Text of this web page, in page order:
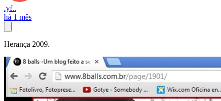
.yf..
há 1 mês
Herança 2009.